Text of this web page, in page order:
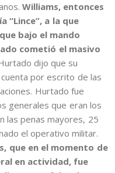
Williams, entonces
“Lince”, a la que
bajo el mando
cometió el masivo
dijo que su
por escrito de las
Hurtado fue
generales que eran los
las penas mayores, 25
el operativo militar.
que en el momento de
en actividad, fue